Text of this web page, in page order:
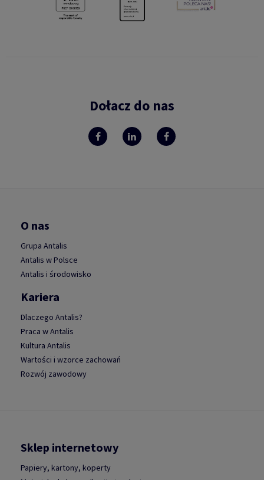
Dołacz do nas
O nas
Grupa Antalis
Antalis w Polsce
Antalis i środowisko
Kariera
Dlaczego Antalis?
Praca w Antalis
Kultura Antalis
Wartości i wzorce zachowań
Rozwój zawodowy
Sklep internetowy
Papiery, kartony, koperty